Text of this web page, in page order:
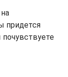
придется
почувствуете